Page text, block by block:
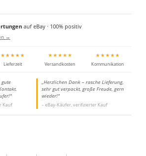
auf eBay · 100% positiv
→
★★★★★
Lieferzeit
★★★★★
Versandkosten
★★★★★
Kommunikation
gute
Kauf
„Herzlichen Dank – rasche Lieferung,
sehr gut verpackt, große Freude, gern
wieder!"
– eBay-Käufer, verifizierter Kauf